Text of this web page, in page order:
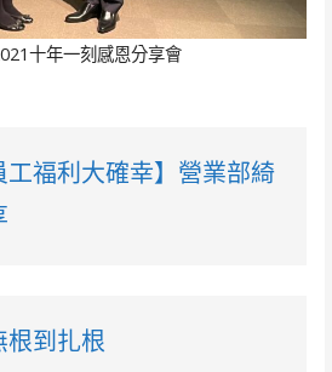
十年一刻感恩分享會
工福利大確幸】營業部綺
根到扎根